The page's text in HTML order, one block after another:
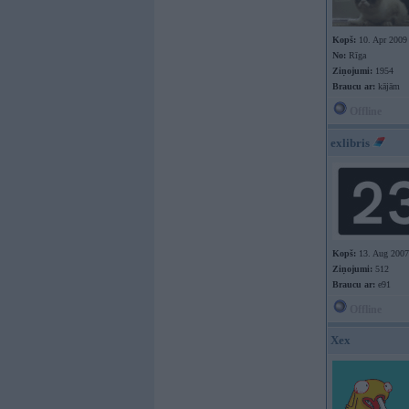
Kopš: 10. Apr 2009
No: Rīga
Ziņojumi: 1954
Braucu ar: kājām
exlibris
Kopš: 13. Aug 2007
Ziņojumi: 512
Braucu ar: e91
Xex